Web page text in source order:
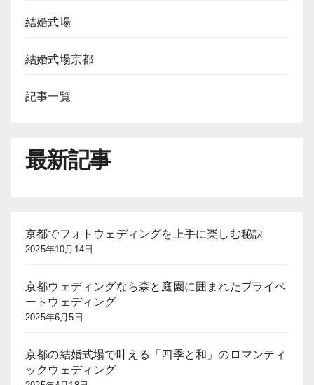
結婚式場
結婚式場京都
記事一覧
最新記事
京都でフォトウェディングを上手に楽しむ秘訣
2025年10月14日
京都ウェディングなら森と庭園に囲まれたプライベ
ートウェディング
2025年6月5日
京都の結婚式場で叶える「四季と和」のロマンティ
ックウェディング